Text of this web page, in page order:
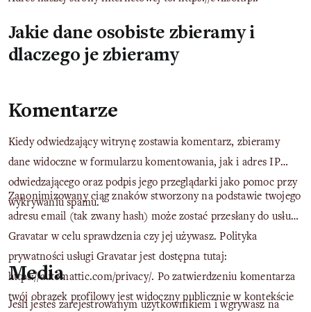
Blog
Soft
Kontakt
Jakie dane osobiste zbieramy i
dlaczego je zbieramy
Komentarze
Kiedy odwiedzający witrynę zostawia komentarz, zbieramy
dane widoczne w formularzu komentowania, jak i adres IP
odwiedzającego oraz podpis jego przeglądarki jako pomoc przy
wykrywaniu spamu.
Zanonimizowany ciąg znaków stworzony na podstawie twojego
adresu email (tak zwany hash) może zostać przesłany do usługi
Gravatar w celu sprawdzenia czy jej używasz. Polityka
prywatności usługi Gravatar jest dostępna tutaj:
https://automattic.com/privacy/. Po zatwierdzeniu komentarza
twój obrazek profilowy jest widoczny publicznie w kontekście
Media
Jeśli jesteś zarejestrowanym użytkownikiem i wgrywasz na